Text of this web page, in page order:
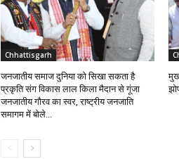
Chhattisgarh
जनजातीय समाज दुनिया को सिखा सकता है
प्रकृति संग विकास लाल किला मैदान से गूंजा
जनजातीय गौरव का स्वर, राष्ट्रीय जनजाति
समागम में बोले...